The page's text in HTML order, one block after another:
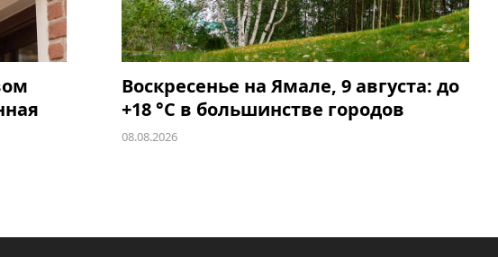
Воскресенье на Ямале, 9 августа: до
+18 °C в большинстве городов
08.08.2026